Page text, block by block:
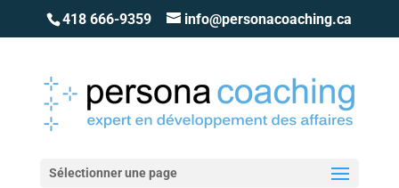
418 666-9359 info@personacoaching.ca
Sélectionner une page